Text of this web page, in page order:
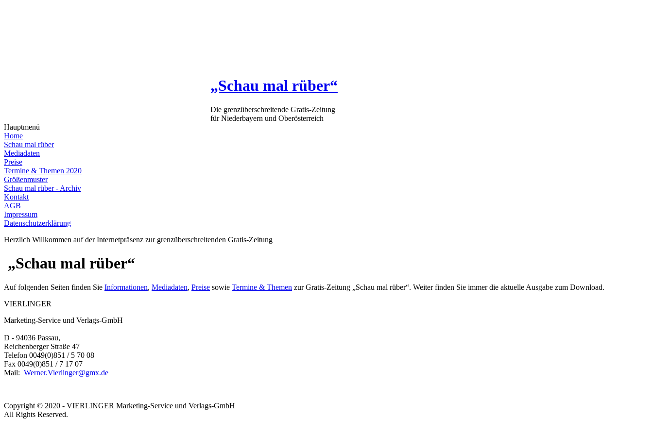
„Schau mal rüber“
Die grenzüberschreitende Gratis-Zeitung
für Niederbayern und Oberösterreich
Hauptmenü
Home
Schau mal rüber
Mediadaten
Preise
Termine & Themen 2020
Größenmuster
Schau mal rüber - Archiv
Kontakt
AGB
Impressum
Datenschutzerklärung
Herzlich Willkommen auf der Internetpräsenz zur grenzüberschreitenden Gratis-Zeitung
„Schau mal rüber“
Auf folgenden Seiten finden Sie Informationen, Mediadaten, Preise sowie Termine & Themen zur Gratis-Zeitung „Schau mal rüber“. Weiter finden Sie immer die aktuelle Ausgabe zum Download.
VIERLINGER
Marketing-Service und Verlags-GmbH
D - 94036 Passau,
Reichenberger Straße 47
Telefon 0049(0)851 / 5 70 08
Fax 0049(0)851 / 7 17 07
Mail: Werner.Vierlinger@gmx.de
Copyright © 2020 - VIERLINGER Marketing-Service und Verlags-GmbH
All Rights Reserved.